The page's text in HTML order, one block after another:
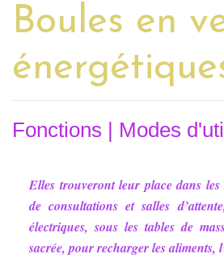
Boules en
Fonctions | Modes
Elles trouveront leur place dans
de consultations et salles
électriques, sous les tables de
sacrée, pour recharger les aliments,